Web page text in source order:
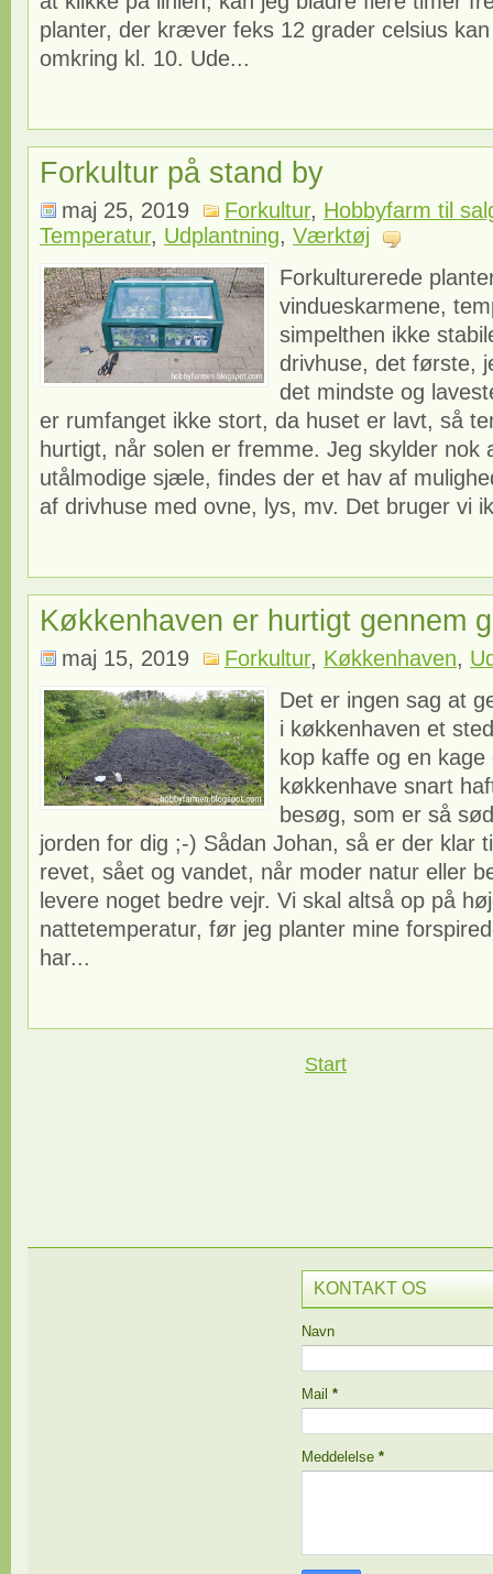
planter, der kræver feks 12 grader celsius
omkring kl. 10. Ude...
Forkultur på stand by
maj 25, 2019 Forkultur, Hobbyfarm til
Temperatur, Udplantning, Værktøj
Forkulturerede
vindueskarmene,
simpelthen ikke
drivhuse, det første,
det mindste og
er rumfanget ikke stort, da huset er lavt, så
hurtigt, når solen er fremme. Jeg skylder nok
utålmodige sjæle, findes der et hav af
af drivhuse med ovne, lys, mv. Det bruger vi
Køkkenhaven er hurtigt gennem
maj 15, 2019 Forkultur, Køkkenhaven,
Det er ingen sag at
i køkkenhaven et
kop kaffe og en
køkkenhave snart
besøg, som er så
jorden for dig ;-) Sådan Johan, så er der klar
revet, sået og vandet, når moder natur eller
levere noget bedre vejr. Vi skal altså op på
nattetemperatur, før jeg planter mine
har...
Start
KONTAKT OS
Navn
Mail *
Meddelelse *